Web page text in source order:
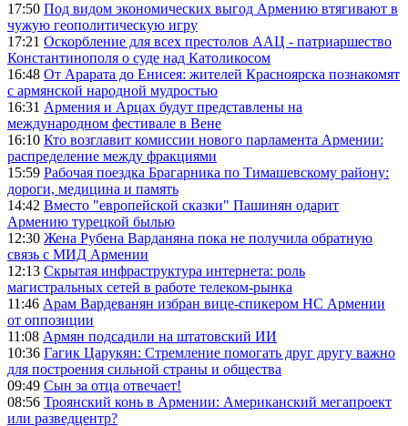
17:50 Под видом экономических выгод Армению втягивают в
чужую геополитическую игру
17:21 Оскорбление для всех престолов ААЦ - патриаршество
Константинополя о суде над Католикосом
16:48 От Арарата до Енисея: жителей Красноярска познакомят
с армянской народной мудростью
16:31 Армения и Арцах будут представлены на
международном фестивале в Вене
16:10 Кто возглавит комиссии нового парламента Армении:
распределение между фракциями
15:59 Рабочая поездка Брагарника по Тимашевскому району:
дороги, медицина и память
14:42 Вместо "европейской сказки" Пашинян одарит
Армению турецкой былью
12:30 Жена Рубена Варданяна пока не получила обратную
связь с МИД Армении
12:13 Скрытая инфраструктура интернета: роль
магистральных сетей в работе телеком-рынка
11:46 Арам Вардеванян избран вице-спикером НС Армении
от оппозиции
11:08 Армян подсадили на штатовский ИИ
10:36 Гагик Царукян: Стремление помогать друг другу важно
для построения сильной страны и общества
09:49 Сын за отца отвечает!
08:56 Троянский конь в Армении: Американский мегапроект
или разведцентр?